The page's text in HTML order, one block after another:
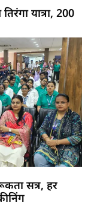
यात्रा, 200
सत्र, हर